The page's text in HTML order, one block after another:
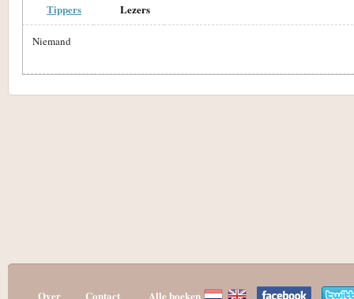
Tippers Lezers
Niemand
Over Contact Alle boeken